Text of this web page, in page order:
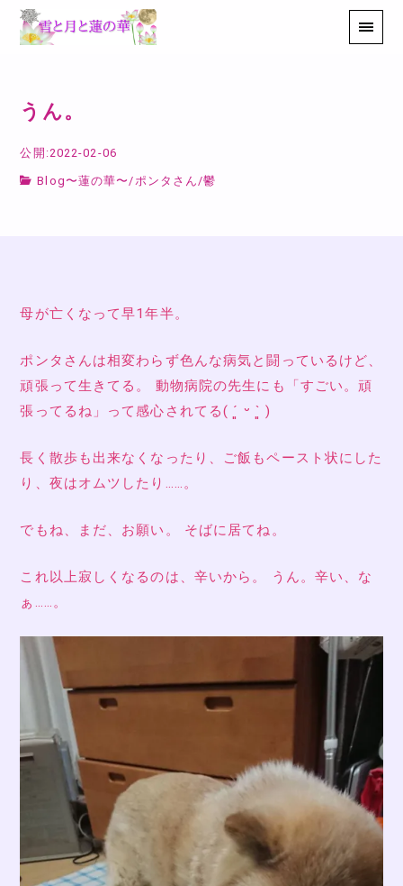
うん。
公開:2022-02-06
Blog〜蓮の華〜 / ポンタさん /鬱
母が亡くなって早1年半。
ポンタさんは相変わらず色んな病気と闘っているけど、
頑張って生きてる。 動物病院の先生にも「すごい。頑
張ってるね」って感心されてる( ´͈ ᵕ `͈ )
長く散歩も出来なくなったり、ご飯もペースト状にした
り、夜はオムツしたり……。
でもね、まだ、お願い。 そばに居てね。
これ以上寂しくなるのは、辛いから。 うん。辛い、な
ぁ……。